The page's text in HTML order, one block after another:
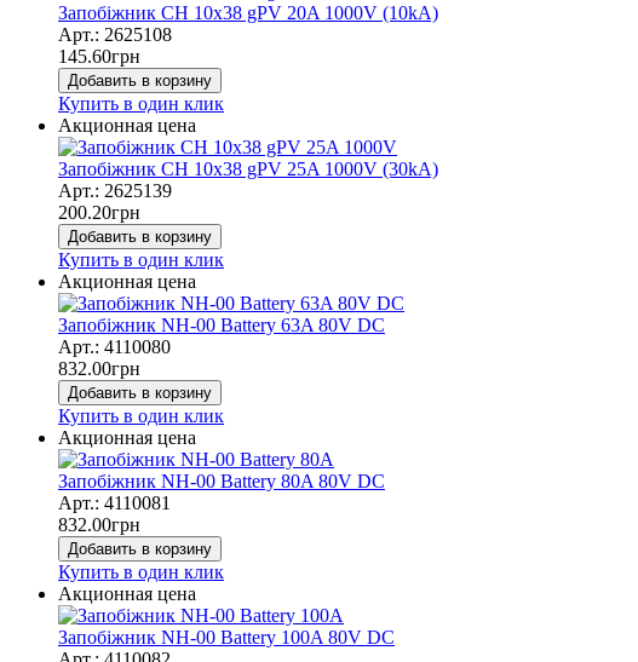
Запобіжник CH 10x38 gPV 20A 1000V (10kA)
Арт.: 2625108
145.60грн
Добавить в корзину
Купить в один клик
Акционная цена
Запобіжник CH 10x38 gPV 25A 1000V (30kA)
Арт.: 2625139
200.20грн
Добавить в корзину
Купить в один клик
Акционная цена
Запобіжник NH-00 Battery 63A 80V DC
Арт.: 4110080
832.00грн
Добавить в корзину
Купить в один клик
Акционная цена
Запобіжник NH-00 Battery 80A 80V DC
Арт.: 4110081
832.00грн
Добавить в корзину
Купить в один клик
Акционная цена
Запобіжник NH-00 Battery 100A 80V DC